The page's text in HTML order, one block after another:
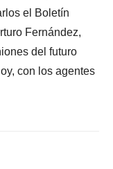
el Boletín
Fernández,
del futuro
con los agentes